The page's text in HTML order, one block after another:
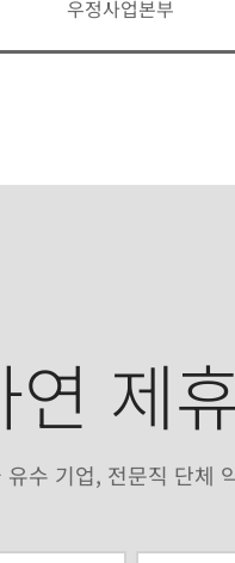
우정사업본부
연 제
수 기업, 전문직 단체